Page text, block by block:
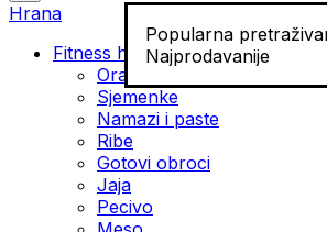
Popularna
Najprodavanije
Hrana
Fitness hrana
Orašasti plodovi
Sjemenke
Namazi i paste
Ribe
Gotovi obroci
Jaja
Pecivo